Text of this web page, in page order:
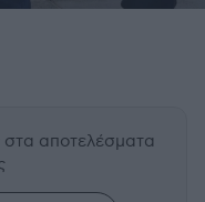
στα αποτελέσματα